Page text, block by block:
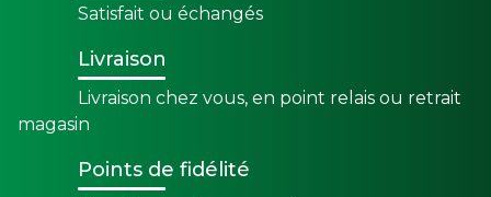
Satisfait ou échangés
Livraison
Livraison chez vous, en point relais ou retrait
magasin
Points de fidélité